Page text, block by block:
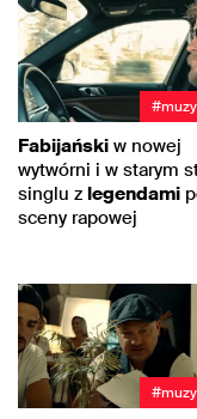
Fabijański w nowej
wytwórni i w starym
singlu z legendami
sceny rapowej